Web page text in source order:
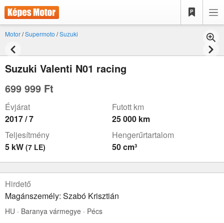
Motor/Supermoto /Suzuki
Suzuki Valenti N01 racing
699 999 Ft
Évjárat
2017 / 7
Futott km
25 000 km
Teljesítmény
5 kW (7 LE)
Hengerűrtartalom
50 cm³
Hirdető
Magánszemély: Szabó Krisztián
HU · Baranya vármegye · Pécs